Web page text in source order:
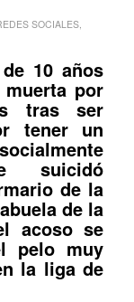
SOCIALES,
10 años
por
tras ser
tener un
suicidó
de la
de la
acoso se
pelo muy
la liga de